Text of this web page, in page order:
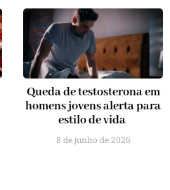
Queda de testosterona em
homens jovens alerta para
estilo de vida
8 de junho de 2026